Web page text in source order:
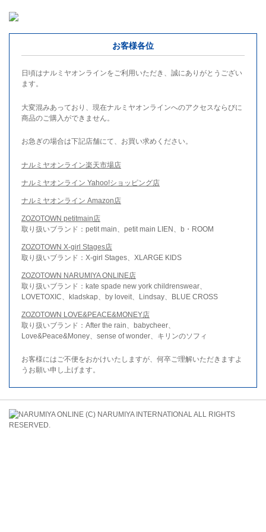
お客様各位
日頃はナルミヤオンラインをご利用いただき、誠にありがとうござい
ます。
大変混みあっており、現在ナルミヤオンラインへのアクセスならびに
商品のご購入ができません。
お急ぎの場合は下記店舗にて、お買い求めください。
ナルミヤオンライン楽天市場店
ナルミヤオンライン Yahoo!ショッピング店
ナルミヤオンライン Amazon店
ZOZOTOWN petitmain店
取り扱いブランド：petit main、petit main LIEN、b・ROOM
ZOZOTOWN X-girl Stages店
取り扱いブランド：X-girl Stages、XLARGE KIDS
ZOZOTOWN NARUMIYA ONLINE店
取り扱いブランド：kate spade new york childrenswear、
LOVETOXIC、kladskap、by loveit、Lindsay、BLUE CROSS
ZOZOTOWN LOVE&PEACE&MONEY店
取り扱いブランド：After the rain、babycheer、
Love&Peace&Money、sense of wonder、キリンのソフィ
お客様にはご不便をおかけいたしますが、何卒ご理解いただきますよ
うお願い申し上げます。